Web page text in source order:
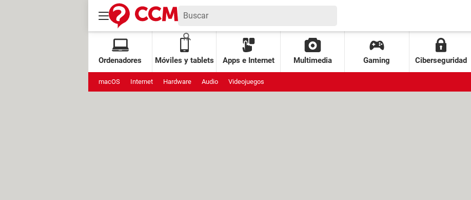
Ordenadores Móviles y tablets Apps e Internet Multimedia Gaming Ciberseguridad
macOS Internet Hardware Audio Videojuegos